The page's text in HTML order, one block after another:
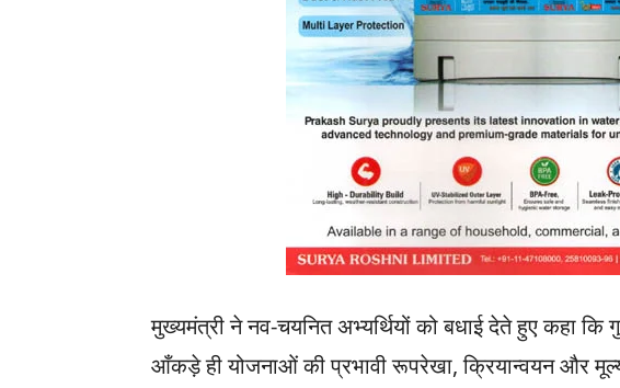
मुख्यमंत्री ने नव-चयनित अभ्यर्थियों को बधाई देते हुए कहा कि
आँकड़े ही योजनाओं की प्रभावी रूपरेखा, क्रियान्वयन और